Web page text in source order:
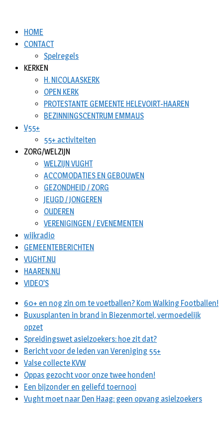
HOME
CONTACT
Spelregels
KERKEN
H. NICOLAASKERK
OPEN KERK
PROTESTANTE GEMEENTE HELEVOIRT-HAAREN
BEZINNINGSCENTRUM EMMAUS
V55+
55+ activiteiten
ZORG/WELZIJN
WELZIJN VUGHT
ACCOMODATIES EN GEBOUWEN
GEZONDHEID / ZORG
JEUGD / JONGEREN
OUDEREN
VERENIGINGEN / EVENEMENTEN
wijkradio
GEMEENTEBERICHTEN
VUGHT.NU
HAAREN.NU
VIDEO’S
60+ en nog zin om te voetballen? Kom Walking Footballen!
Buxusplanten in brand in Biezenmortel, vermoedelijk
opzet
Spreidingswet asielzoekers: hoe zit dat?
Bericht voor de leden van Vereniging 55+
Valse collecte KVW
Oppas gezocht voor onze twee honden!
Een bijzonder en geliefd toernooi
Vught moet naar Den Haag: geen opvang asielzoekers